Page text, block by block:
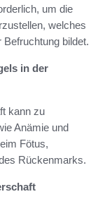
um die
welches
bildet.
in der
kann zu
Anämie und
Fötus,
Rückenmarks.